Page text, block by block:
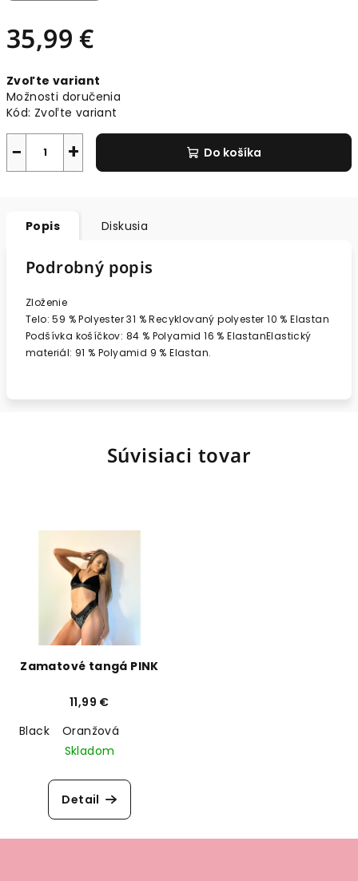
35,99 €
cena:
Zvoľte variant
Možnosti doručenia
Kód: Zvoľte variant
+
− Do košíka
Popis Diskusia
Podrobný popis
Zloženie
Telo: 59 % Polyester 31 % Recyklovaný polyester 10 % Elastan
Podšívka košíčkov: 84 % Polyamid 16 % ElastanElastický
materiál: 91 % Polyamid 9 % Elastan.
Súvisiaci tovar
Zamatové tangá PINK
11,99 €
Black
Oranžová
Skladom
Detail